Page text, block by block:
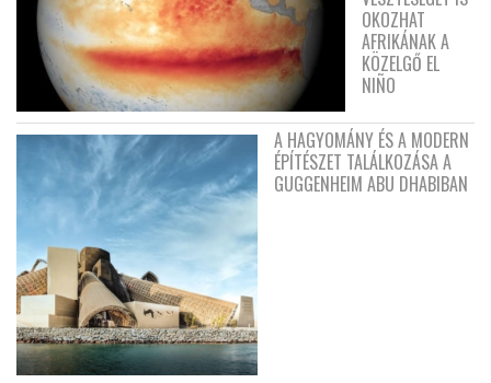
OKOZHAT
AFRIKÁNAK A
KÖZELGŐ EL
NIÑO
A HAGYOMÁNY ÉS A MODERN
ÉPÍTÉSZET TALÁLKOZÁSA A
GUGGENHEIM ABU DHABIBAN